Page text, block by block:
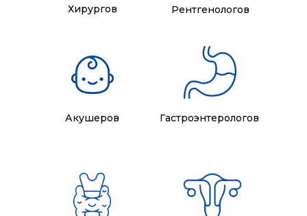
Акушеров
Хирургов Рентгенологов
Гастроэнтерологов